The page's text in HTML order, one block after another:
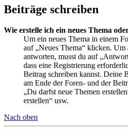
Beiträge schreiben
Wie erstelle ich ein neues Thema
Um ein neues Thema in einem
auf „Neues Thema“ klicken. Um
antworten, musst du auf
dass eine Registrierung
Beitrag schreiben kannst. Deine
am Ende der Foren- und der
„Du darfst neue Themen
erstellen“ usw.
Nach oben